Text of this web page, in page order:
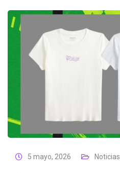
5 mayo, 2026 Noticias